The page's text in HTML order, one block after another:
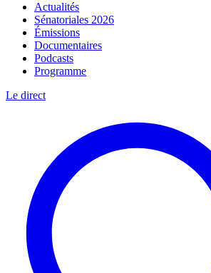
Actualités
Sénatoriales 2026
Émissions
Documentaires
Podcasts
Programme
Le direct